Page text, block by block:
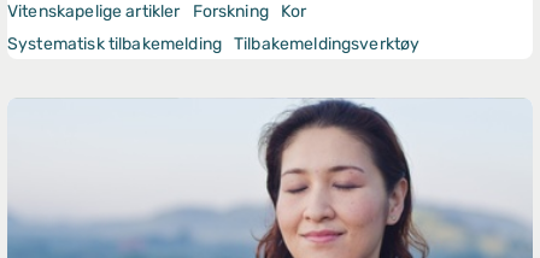
Vitenskapelige artikler
Forskning
Kor
Systematisk tilbakemelding Tilbakemeldingsverktøy